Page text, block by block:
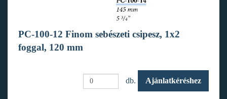
PC-100-12 Finom sebészeti csipesz, 1x2
foggal, 120 mm
db. Ajánlatkéréshez